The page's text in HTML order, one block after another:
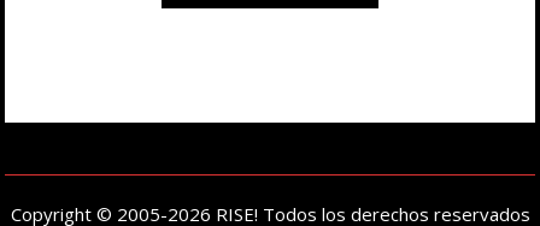
Copyright © 2005-2026 RISE! Todos los derechos reservados